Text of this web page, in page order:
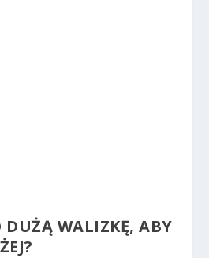
DUŻĄ WALIZKĘ, ABY